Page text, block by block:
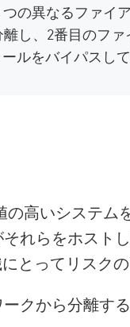
つの異なるファイ
し、2番目のフ
ルをバイパスし
の高いシステ
れらをホスト
とってリスクの
クから分離す